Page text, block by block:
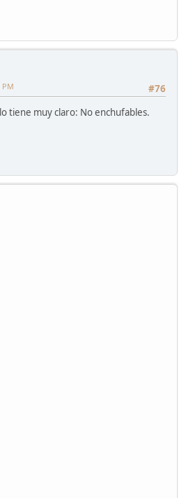
#76
PM
tiene muy claro: No enchufables.